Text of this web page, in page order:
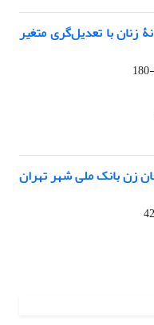
زنان با تعدیل‌گری متغیر
زن بانک‌ ملی شهر تهران